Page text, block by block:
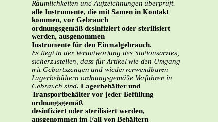
Räumlichkeiten und Aufzeichnungen überprüft.
alle Instrumente, die mit Samen in Kontakt
kommen, vor Gebrauch
ordnungsgemäß desinfiziert oder sterilisiert
werden, ausgenommen
Instrumente für den Einmalgebrauch.
Es liegt in der Verantwortung des Stationsarztes,
sicherzustellen, dass für Artikel wie den Umgang
mit Geburtszangen und wiederverwendbaren
Lagerbehältern ordnungsgemäße Verfahren in
Gebrauch sind. Lagerbehälter und
Transportbehälter vor jeder Befüllung
ordnungsgemäß
desinfiziert oder sterilisiert werden,
ausgenommen im Fall von Behältern